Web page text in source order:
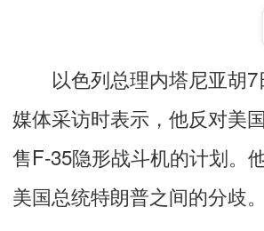
以色列总理内塔尼亚胡7
媒体采访时表示，他反对美
售F-35隐形战斗机的计划。
美国总统特朗普之间的分歧。